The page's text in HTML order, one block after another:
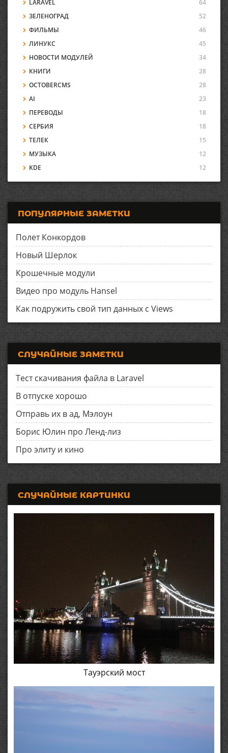
LARAVEL
64
ЗЕЛЕНОГРАД
52
ФИЛЬМЫ
46
ЛИНУКС
45
НОВОСТИ МОДУЛЕЙ
34
КНИГИ
28
OCTOBERCMS
28
AI
23
ПЕРЕВОДЫ
18
СЕРБИЯ
18
ТЕЛЕК
15
МУЗЫКА
12
KDE
12
ПОПУЛЯРНЫЕ ЗАМЕТКИ
Полет Конкордов
Новый Шерлок
Крошечные модули
Видео про модуль Hansel
Как подружить свой тип данных с Views
СЛУЧАЙНЫЕ ЗАМЕТКИ
Тест скачивания файла в Laravel
В отпуске хорошо
Отправь их в ад, Мэлоун
Борис Юлин про Ленд-лиз
Про элиту и кино
СЛУЧАЙНЫЕ КАРТИНКИ
Тауэрский мост